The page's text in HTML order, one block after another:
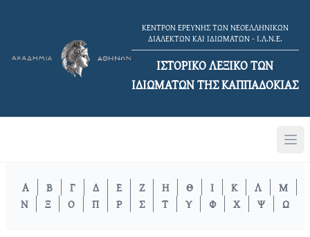
ΚΕΝΤΡΟΝ ΕΡΕΥΝΗΣ ΤΩΝ ΝΕΟΕΛΛΗΝΙΚΩΝ
ΔΙΑΛΕΚΤΩΝ ΚΑΙ ΙΔΙΩΜΑΤΩΝ - Ι.Λ.Ν.Ε.
ΙΣΤΟΡΙΚΟ ΛΕΞΙΚΟ TΩΝ
ΙΔΙΩΜΑΤΩΝ ΤΗΣ ΚΑΠΠΑΔΟΚΙΑΣ
Α Β Γ Δ Ε Ζ Η Θ Ι Κ Λ
Μ
Ν
Ξ Ο Π Ρ Σ Τ Υ Φ Χ Ψ Ω